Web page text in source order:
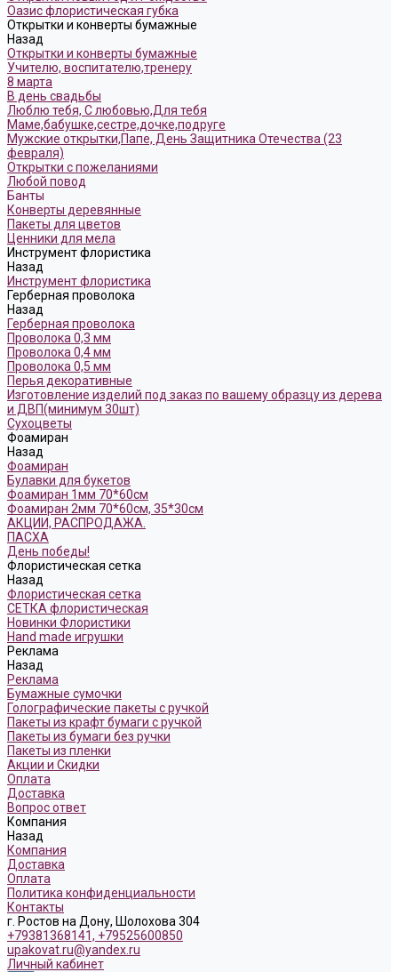
Оазис флористическая губка
Открытки и конверты бумажные
Назад
Открытки и конверты бумажные
Учителю, воспитателю,тренеру
8 марта
В день свадьбы
Люблю тебя, С любовью,Для тебя
Маме,бабушке,сестре,дочке,подруге
Мужские открытки,Папе, День Защитника Отечества (23
февраля)
Открытки с пожеланиями
Любой повод
Банты
Конверты деревянные
Пакеты для цветов
Ценники для мела
Инструмент флористика
Назад
Инструмент флористика
Герберная проволока
Назад
Герберная проволока
Проволока 0,3 мм
Проволока 0,4 мм
Проволока 0,5 мм
Перья декоративные
Изготовление изделий под заказ по вашему образцу из дерева
и ДВП(минимум 30шт)
Сухоцветы
Фоамиран
Назад
Фоамиран
Булавки для букетов
Фоамиран 1мм 70*60см
Фоамиран 2мм 70*60см, 35*30см
АКЦИИ, РАСПРОДАЖА.
ПАСХА
День победы!
Флористическая сетка
Назад
Флористическая сетка
СЕТКА флористическая
Новинки Флористики
Hand made игрушки
Реклама
Назад
Реклама
Бумажные сумочки
Голографические пакеты с ручкой
Пакеты из крафт бумаги с ручкой
Пакеты из бумаги без ручки
Пакеты из пленки
Акции и Скидки
Оплата
Доставка
Вопрос ответ
Компания
Назад
Компания
Доставка
Оплата
Политика конфиденциальности
Контакты
г. Ростов на Дону, Шолохова 304
+79381368141, +79525600850
upakovat.ru@yandex.ru
Личный кабинет